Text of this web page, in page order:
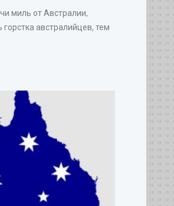
миль от Австралии,
австралийцев, тем